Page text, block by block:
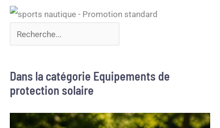
Dans la catégorie Equipements de
protection solaire